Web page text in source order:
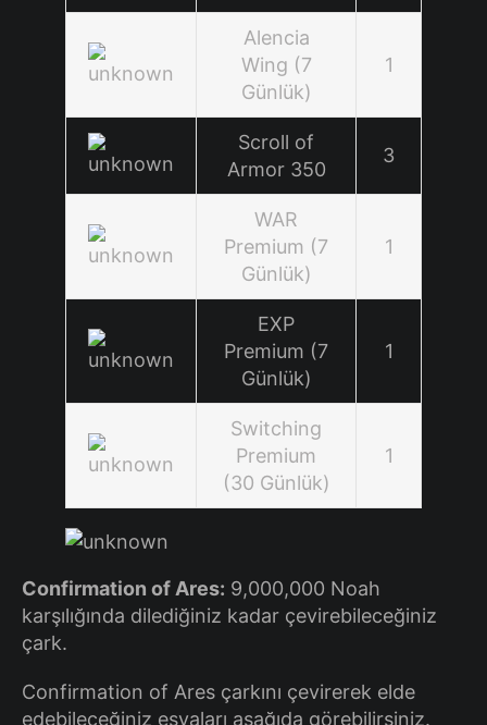
Alencia
Wing (7
Günlük)
1
Scroll of
Armor 350
3
WAR
Premium (7
Günlük)
1
EXP
Premium (7
Günlük)
1
Switching
Premium
(30 Günlük)
1
Confirmation of Ares: 9,000,000 Noah
karşılığında dilediğiniz kadar çevirebileceğiniz
çark.
Confirmation of Ares çarkını çevirerek elde
edebileceğiniz eşyaları aşağıda görebilirsiniz.